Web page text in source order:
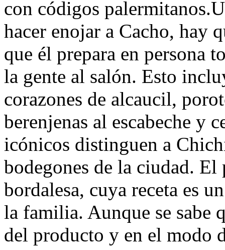
con códigos
hacer enojar a Cacho, hay
que él prepara en persona
la gente al salón. Esto
corazones de alcaucil,
berenjenas al escabeche y
icónicos distinguen a
bodegones de la ciudad.
bordalesa, cuya receta es
la familia. Aunque se sabe
del producto y en el modo